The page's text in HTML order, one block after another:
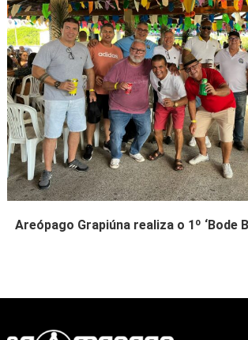
Areópago Grapiúna realiza o 1º ‘Bode